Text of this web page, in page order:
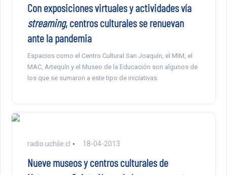
Con exposiciones virtuales y actividades vía
streaming, centros culturales se renuevan
ante la pandemia
Espacios como el Centro Cultural San Joaquín, el MIM, el
MAC, Artequín y el Museo de la Educación son algunos de
los que se sumaron a este tipo de iniciativas.
radio.uchile.cl 18-04-2013
Nueve museos y centros culturales de